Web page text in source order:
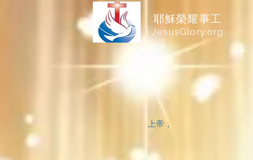
耶穌榮耀事工
JesusGlory.org​
上帝，